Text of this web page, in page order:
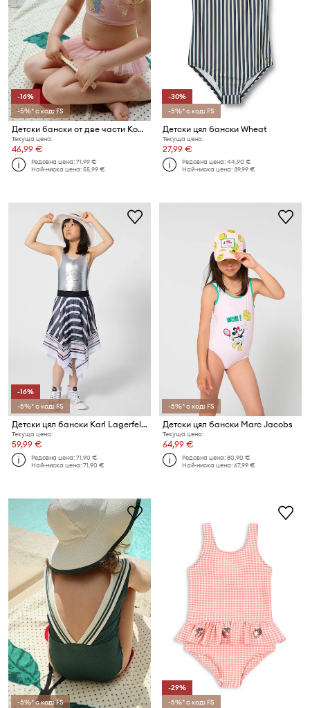
-16%
-5%* с код: FS
Детски бански от две части Konges Sløjd AMANDINE BIKINI
Текуща цена:
46,99 €
Редовна цена:71,99 €
Най-ниска цена:55,99 €
-30%
-5%* с код: FS
Детски цял бански Wheat
Текуща цена:
27,99 €
Редовна цена:44,90 €
Най-ниска цена:39,99 €
-16%
-5%* с код: FS
Детски цял бански Karl Lagerfeld
Текуща цена:
59,99 €
Редовна цена:71,90 €
Най-ниска цена:71,90 €
-5%* с код: FS
Детски цял бански Marc Jacobs
Текуща цена:
64,99 €
Редовна цена:80,90 €
Най-ниска цена:67,99 €
-5%* с код: FS
-29%
-5%* с код: FS